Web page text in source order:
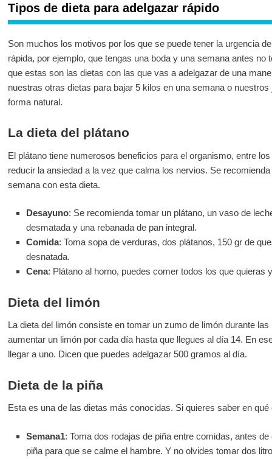
Tipos de dieta para adelgazar rápido
Son muchos los motivos por los que se puede tener la urgencia
rápida, por ejemplo, que tengas una boda y una semana antes
que estas son las dietas con las que vas a adelgazar de una
nuestras otras dietas para bajar 5 kilos en una semana o
forma natural.
La dieta del plátano
El plátano tiene numerosos beneficios para el organismo, entre
reducir la ansiedad a la vez que calma los nervios. Se
semana con esta dieta.
Desayuno: Se recomienda tomar un plátano, un vaso de
desmatada y una rebanada de pan integral.
Comida: Toma sopa de verduras, dos plátanos, 150 gr de
desnatada.
Cena: Plátano al horno, puedes comer todos los que quieras
Dieta del limón
La dieta del limón consiste en tomar un zumo de limón durante
aumentar un limón por cada día hasta que llegues al día 14. En
llegar a uno. Dicen que puedes adelgazar 500 gramos al día.
Dieta de la piña
Esta es una de las dietas más conocidas. Si quieres saber en
Semana1: Toma dos rodajas de piña entre comidas, antes
piña para que se calme el hambre. Y no olvides tomar dos